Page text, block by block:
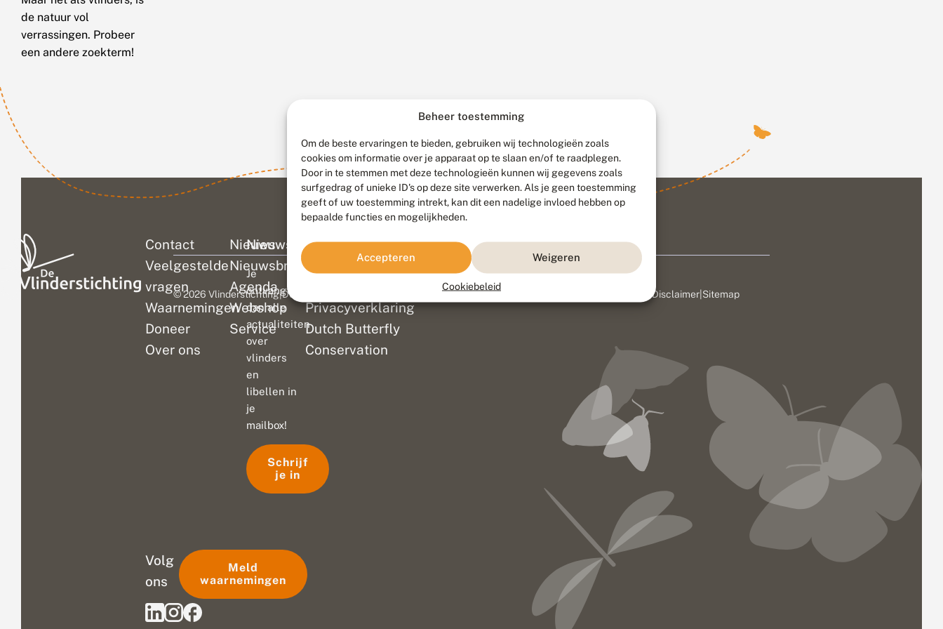
Beheer toestemming
Om de beste ervaringen te bieden, gebruiken wij technologieën zoals
cookies om informatie over je apparaat op te slaan en/of te raadplegen.
Door in te stemmen met deze technologieën kunnen wij gegevens zoals
surfgedrag of unieke ID's op deze site verwerken. Als je geen toestemming
geeft of uw toestemming intrekt, kan dit een nadelige invloed hebben op
bepaalde functies en mogelijkheden.
Accepteren Weigeren
Cookiebeleid
de natuur vol
verrassingen. Probeer
een andere zoekterm!
Contact
Veelgestelde
vragen
Waarnemingen
Doneer
Over ons
Nieuws
Nieuwsbrief
Agenda
Webshop
Service
Colofon
Disclaimer
Privacyverklaring
Dutch Butterfly
Conservation
Nieuwsbrief
Je
ontvangt
dan alle
actualiteiten
over
vlinders
en
libellen in
je
mailbox!
Schrijf
je in
Volg
ons
Meld
waarnemingen
© 2026 Vlinderstichting|Duurzaam ontwikkeld door Go2People, ontworpen door Disclaimer Sitemap